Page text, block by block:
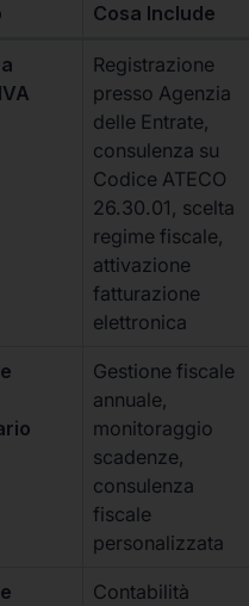
Cosa Include
Registrazione
presso Agenzia
delle Entrate,
consulenza su
Codice ATECO
26.30.01, scelta
regime fiscale,
attivazione
fatturazione
elettronica
Gestione fiscale
annuale,
monitoraggio
scadenze,
consulenza
fiscale
personalizzata
Contabilità